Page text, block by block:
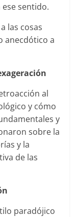
sentido.
las cosas
anecdótico a
al
y cómo
y
sobre la
y la
de las
paradójico